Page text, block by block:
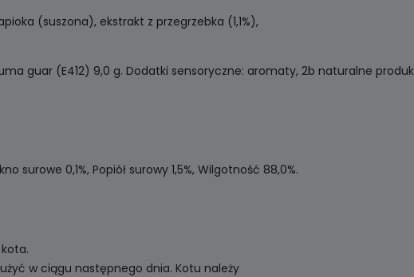
(suszona), ekstrakt z przegrzebka (1,1%),
guar (E412) 9,0 g. Dodatki sensoryczne: aromaty, 2b naturalne
surowe 0,1%, Popiół surowy 1,5%, Wilgotność 88,0%.
w ciągu następnego dnia. Kotu należy